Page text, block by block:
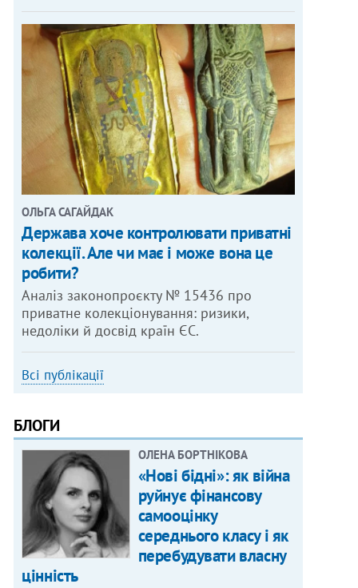
ОЛЬГА САГАЙДАК
Держава хоче контролювати приватні
колекції. Але чи має і може вона це
робити?
Аналіз законопроєкту № 15436 про
приватне колекціонування: ризики,
недоліки й досвід країн ЄС.
Всі публікації
БЛОГИ
ОЛЕНА БОРТНІКОВА
«Нові бідні»: як війна
руйнує фінансову
самооцінку
середнього класу і як
перебудувати власну
цінність